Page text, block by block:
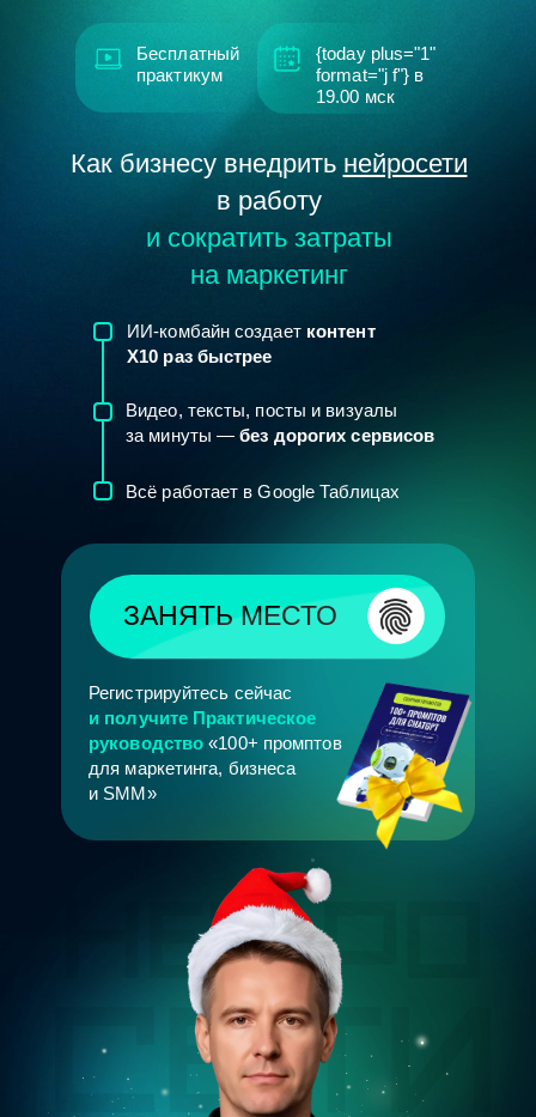
Бесплатный
практикум
Видео, тексты, посты и визуалы
за минуты —без дорогих сервисов
Всё работает в Google Таблицах
ИИ-комбайн создает контент
Х10 раз быстрее
{today plus="1"
format="j f"} в
19.00 мск
Как бизнесу внедрить нейросети
в работу
и сократить затраты
на маркетинг
ЗАНЯТЬ МЕСТО
Регистрируйтесь сейчас
и получите Практическое
руководство «100+ промптов
для маркетинга, бизнеса
и SMM»